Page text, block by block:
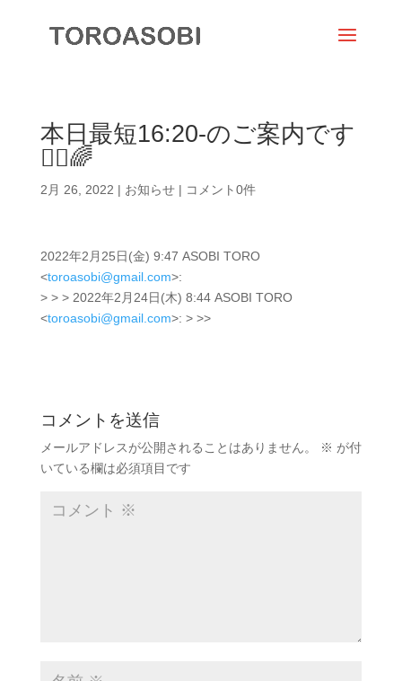
本日最短16:20-のご案内です
🧚‍♀️🌈
2月 26, 2022 | お知らせ| コメント0件
2022年2月25日(金) 9:47 ASOBI TORO
<toroasobi@gmail.com>:
> > > 2022年2月24日(木) 8:44 ASOBI TORO
<toroasobi@gmail.com>: > >>
コメントを送信
メールアドレスが公開されることはありません。 ※ が付
いている欄は必須項目です